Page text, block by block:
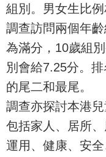
組別。男女生比例
調查訪問兩個年
為滿分，10歲組
別會給7.25分。
的尾二和最尾。
調查亦探討本港
包括家人、居所
運用、健康、安